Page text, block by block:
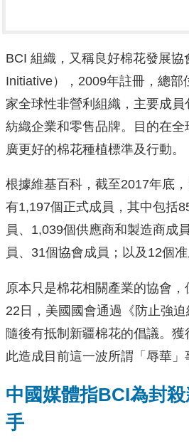
BCI 組織，又稱良好棉花發展協
Initiative），2009年註冊，總部
家全球性非營利組織，主要成
紡織企業和零售品牌。目的在
廣更好的棉花種植標準及行動。
根據維基百科，截至2017年底
有1,197個正式成員，其中包括
員、1,039個供應商和製造商成
員、31個協會成員；以及12個准
原本只是棉花相關產業的協會，
22日，美國國會通過《防止強
隨後有抵制新疆棉花的倡議。
此造成目前這一波所謂「辱華」
中國媒體指BCI為封
手